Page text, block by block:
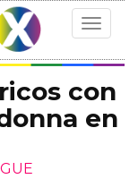
Toggle
con
en